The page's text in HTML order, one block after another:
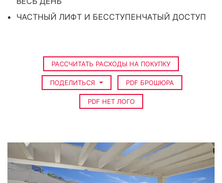
ЧАСТНЫЙ ЛИФТ И БЕССТУПЕНЧАТЫЙ ДОСТУП
РАССЧИТАТЬ РАСХОДЫ НА ПОКУПКУ
ПОДЕЛИТЬСЯ PDF БРОШЮРА
PDF НЕТ ЛОГО